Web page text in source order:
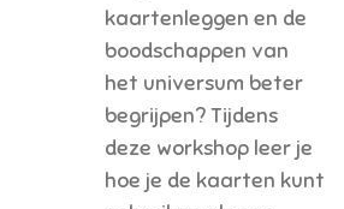
kaartenleggen en de
boodschappen van
het universum beter
begrijpen? Tijdens
deze workshop leer je
hoe je de kaarten kunt